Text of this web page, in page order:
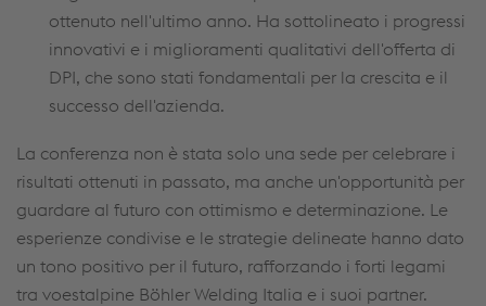
ottenuto nell'ultimo anno. Ha sottolineato i progressi
innovativi e i miglioramenti qualitativi dell'offerta di
DPI, che sono stati fondamentali per la crescita e il
successo dell'azienda.
La conferenza non è stata solo una sede per celebrare i
risultati ottenuti in passato, ma anche un'opportunità per
guardare al futuro con ottimismo e determinazione. Le
esperienze condivise e le strategie delineate hanno dato
un tono positivo per il futuro, rafforzando i forti legami
tra voestalpine Böhler Welding Italia e i suoi partner.